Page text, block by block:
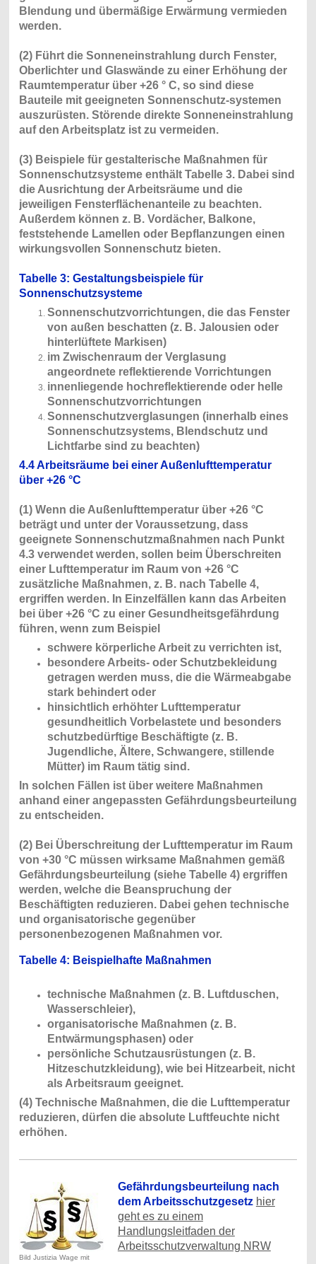
Blendung und übermäßige Erwärmung vermieden
werden.
(2) Führt die Sonneneinstrahlung durch Fenster,
Oberlichter und Glaswände zu einer Erhöhung der
Raumtemperatur über +26 ° C, so sind diese
Bauteile mit geeigneten Sonnenschutz-systemen
auszurüsten. Störende direkte Sonneneinstrahlung
auf den Arbeitsplatz ist zu vermeiden.
(3) Beispiele für gestalterische Maßnahmen für
Sonnenschutzsysteme enthält Tabelle 3. Dabei sind
die Ausrichtung der Arbeitsräume und die
jeweiligen Fensterflächenanteile zu beachten.
Außerdem können z. B. Vordächer, Balkone,
feststehende Lamellen oder Bepflanzungen einen
wirkungsvollen Sonnenschutz bieten.
Tabelle 3: Gestaltungsbeispiele für
Sonnenschutzsysteme
Sonnenschutzvorrichtungen, die das Fenster
von außen beschatten (z. B. Jalousien oder
hinterlüftete Markisen)
im Zwischenraum der Verglasung
angeordnete reflektierende Vorrichtungen
innenliegende hochreflektierende oder helle
Sonnenschutzvorrichtungen
Sonnenschutzverglasungen (innerhalb eines
Sonnenschutzsystems, Blendschutz und
Lichtfarbe sind zu beachten)
4.4 Arbeitsräume bei einer Außenlufttemperatur
über +26 °C
(1) Wenn die Außenlufttemperatur über +26 °C
beträgt und unter der Voraussetzung, dass
geeignete Sonnenschutzmaßnahmen nach Punkt
4.3 verwendet werden, sollen beim Überschreiten
einer Lufttemperatur im Raum von +26 °C
zusätzliche Maßnahmen, z. B. nach Tabelle 4,
ergriffen werden. In Einzelfällen kann das Arbeiten
bei über +26 °C zu einer Gesundheitsgefährdung
führen, wenn zum Beispiel
schwere körperliche Arbeit zu verrichten ist,
besondere Arbeits- oder Schutzbekleidung
getragen werden muss, die die Wärmeabgabe
stark behindert oder
hinsichtlich erhöhter Lufttemperatur
gesundheitlich Vorbelastete und besonders
schutzbedürftige Beschäftigte (z. B.
Jugendliche, Ältere, Schwangere, stillende
Mütter) im Raum tätig sind.
In solchen Fällen ist über weitere Maßnahmen
anhand einer angepassten Gefährdungsbeurteilung
zu entscheiden.
(2) Bei Überschreitung der Lufttemperatur im Raum
von +30 °C müssen wirksame Maßnahmen gemäß
Gefährdungsbeurteilung (siehe Tabelle 4) ergriffen
werden, welche die Beanspruchung der
Beschäftigten reduzieren. Dabei gehen technische
und organisatorische gegenüber
personenbezogenen Maßnahmen vor.
Tabelle 4: Beispielhafte Maßnahmen
technische Maßnahmen (z. B. Luftduschen,
Wasserschleier),
organisatorische Maßnahmen (z. B.
Entwärmungsphasen) oder
persönliche Schutzausrüstungen (z. B.
Hitzeschutzkleidung), wie bei Hitzearbeit, nicht
als Arbeitsraum geeignet.
(4) Technische Maßnahmen, die die Lufttemperatur
reduzieren, dürfen die absolute Luftfeuchte nicht
erhöhen.
Bild Justizia Wage mit
Gefährdungsbeurteilung nach
dem Arbeitsschutzgesetz hier
geht es zu einem
Handlungsleitfaden der
Arbeitsschutzverwaltung NRW